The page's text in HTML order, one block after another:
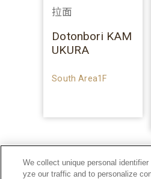
拉面
Dotonbori KAM
UKURA
South Area1F
We collect unique personal
yze our traffic and to personalize